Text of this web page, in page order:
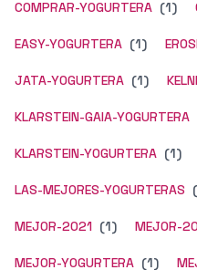
COMPRAR-YOGURTERA (1)
EASY-YOGURTERA (1)
JATA-YOGURTERA (1)
KLARSTEIN-GAIA-YOGURTERA
KLARSTEIN-YOGURTERA (1)
LAS-MEJORES-YOGURTERAS
MEJOR-2021 (1) MEJOR-
MEJOR-YOGURTERA (1)